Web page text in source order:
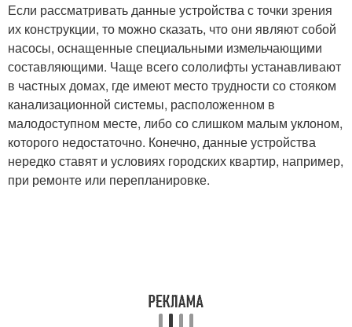
Если рассматривать данные устройства с точки зрения
их конструкции, то можно сказать, что они являют собой
насосы, оснащенные специальными измельчающими
составляющими. Чаще всего сололифты устанавливают
в частных домах, где имеют место трудности со стояком
канализационной системы, расположенном в
малодоступном месте, либо со слишком малым уклоном,
которого недостаточно. Конечно, данные устройства
нередко ставят и условиях городских квартир, например,
при ремонте или перепланировке.